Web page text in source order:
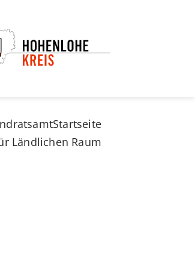
Startseite
Ländlichen Raum